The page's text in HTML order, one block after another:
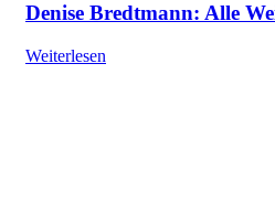
Denise Bredtmann: Alle
Weiterlesen